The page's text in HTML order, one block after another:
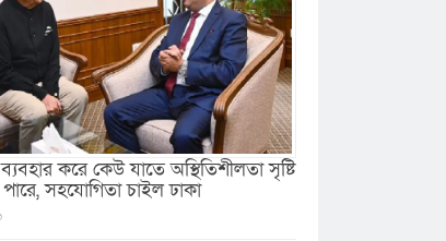
করে কেউ যাতে অস্থিতিশীলতা সৃষ্টি
সহযোগিতা চাইল ঢাকা